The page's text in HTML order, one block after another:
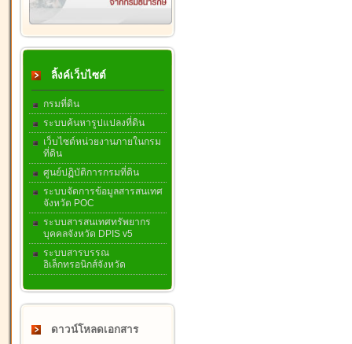
ลิ้งค์เว็บไซต์
กรมที่ดิน
ระบบค้นหารูปแปลงที่ดิน
เว็บไซต์หน่วยงานภายในกรม
ที่ดิน
ศูนย์ปฏิบัติการกรมที่ดิน
ระบบจัดการข้อมูลสารสนเทศ
จังหวัด POC
ระบบสารสนเทศทรัพยากร
บุคคลจังหวัด DPIS v5
ระบบสารบรรณ
อิเล็กทรอนิกส์จังหวัด
ดาวน์โหลดเอกสาร